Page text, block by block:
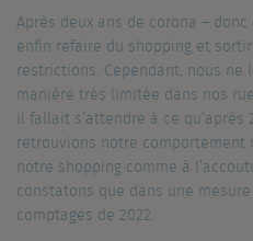
Après deux ans de corona –
enfin refaire du shopping et
restrictions. Cependant, nous ne
manière très limitée dans nos
il fallait s’attendre à ce qu’après
retrouvions notre comportement
notre shopping comme à
constatons que dans une
comptages de 2022.